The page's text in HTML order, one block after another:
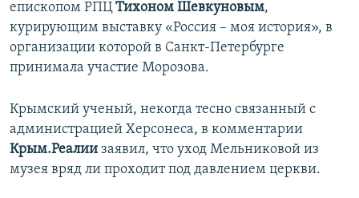
епископом РПЦТихоном Шевкуновым,
курирующим выставку «Россия – моя история», в
организации которой в Санкт-Петербурге
принимала участие Морозова.
Крымский ученый, некогда тесно связанный с
администрацией Херсонеса, в комментарии
Крым.Реалии заявил, что уход Мельниковой из
музея вряд ли проходит под давлением церкви.